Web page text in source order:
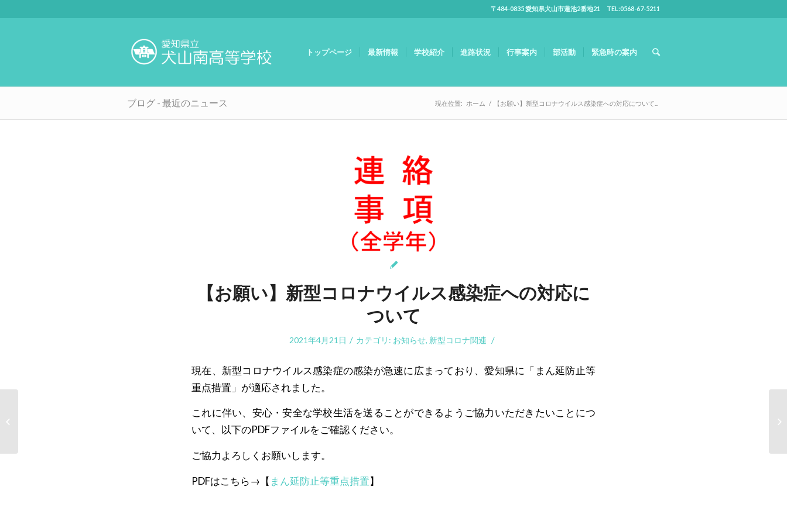
〒484-0835 愛知県犬山市蓮池2番地21 TEL:0568-67-5211
トップページ 最新情報 学校紹介 進路状況 行事案内 部活動 緊急時の案内
ブログ - 最近のニュース 現在位置: ホーム / 【お願い】新型コロナウイルス感染症への対応について...
【お願い】新型コロナウイルス感染症への対応に
ついて
2021年4月21日 / カテゴリ: お知らせ, 新型コロナ関連 /
現在、新型コロナウイルス感染症の感染が急速に広まっており、愛知県に「まん延防止等
重点措置」が適応されました。
これに伴い、安心・安全な学校生活を送ることができるようご協力いただきたいことにつ
いて、以下のPDFファイルをご確認ください。
ご協力よろしくお願いします。
PDFはこちら→【 まん延防止等重点措置】